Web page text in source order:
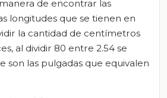
de encontrar las
longitudes que se tienen en
la cantidad de centímetros
al dividir 80 entre 2.54 se
son las pulgadas que equivalen